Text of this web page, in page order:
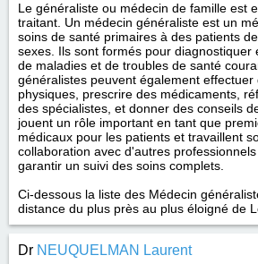
Le généraliste ou médecin de famille est
traitant. Un médecin généraliste est un
soins de santé primaires à des patients
sexes. Ils sont formés pour diagnostiquer
de maladies et de troubles de santé
généralistes peuvent également effectuer
physiques, prescrire des médicaments,
des spécialistes, et donner des conseils
jouent un rôle important en tant que
médicaux pour les patients et travaillent
collaboration avec d'autres
garantir un suivi des soins complets.
Ci-dessous la liste des Médecin
distance du plus près au plus éloigné de
Dr NEUQUELMAN Laurent